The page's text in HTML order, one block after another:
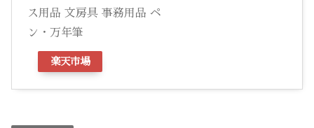
ス用品 文房具 事務用品 ペ
ン・万年筆
楽天市場